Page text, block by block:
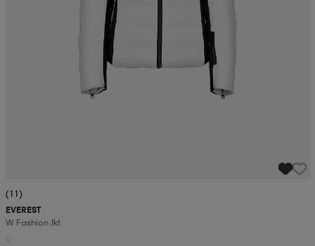
(11)
EVEREST
W Fashion Jkt